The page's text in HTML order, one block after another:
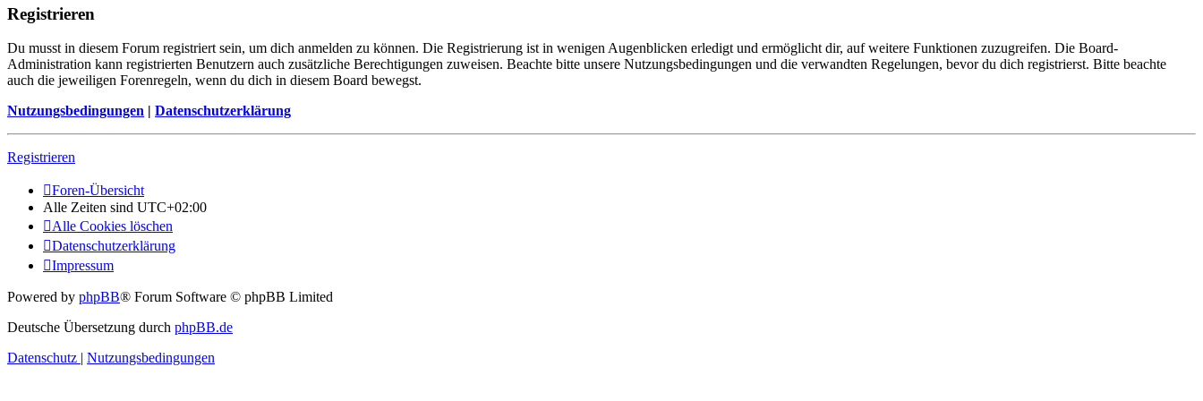
Registrieren
Du musst in diesem Forum registriert sein, um dich anmelden zu können. Die Registrierung ist in wenigen Augenblicken erledigt und ermöglicht dir, auf weitere Funktionen zuzugreifen. Die Board-
Administration kann registrierten Benutzern auch zusätzliche Berechtigungen zuweisen. Beachte bitte unsere Nutzungsbedingungen und die verwandten Regelungen, bevor du dich registrierst. Bitte beachte
auch die jeweiligen Forenregeln, wenn du dich in diesem Board bewegst.
Nutzungsbedingungen | Datenschutzerklärung
Registrieren
Foren-Übersicht
Alle Zeiten sind UTC+02:00
Alle Cookies löschen
Datenschutzerklärung
Impressum
Powered by phpBB® Forum Software © phpBB Limited
Deutsche Übersetzung durch phpBB.de
Datenschutz | Nutzungsbedingungen